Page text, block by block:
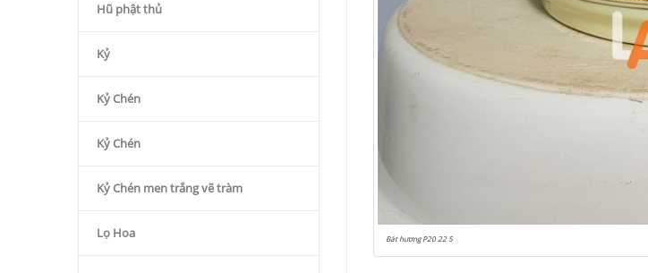
Hũ phật thủ
Kỷ
Kỷ Chén
Kỷ Chén
Kỷ Chén men trắng vẽ tràm
Lọ Hoa Bát hương P20 22 5